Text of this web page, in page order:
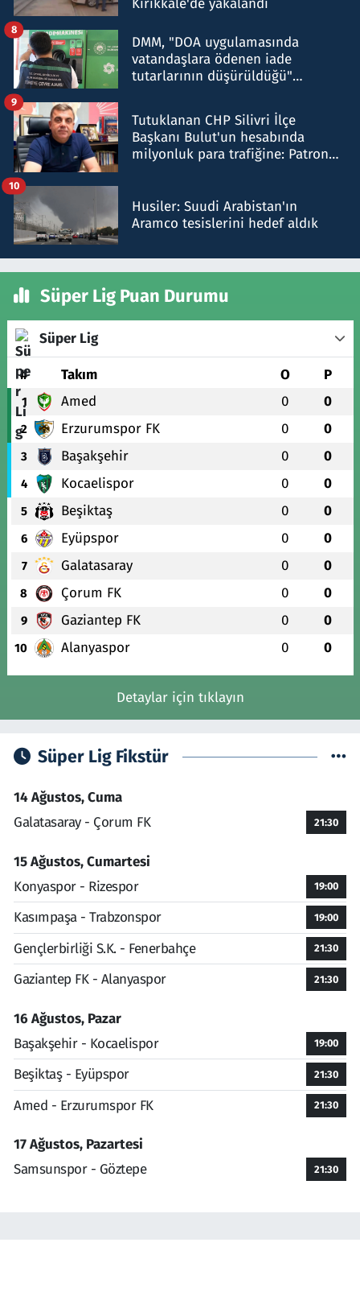
Kırıkkale'de yakalandı
DMM, "DOA uygulamasında
vatandaşlara ödenen iade
tutarlarının düşürüldüğü"
8
Tutuklanan CHP Silivri İlçe
Başkanı Bulut'un hesabında
milyonluk para trafiğine: Patron
9
Husiler: Suudi Arabistan'ın
Aramco tesislerini hedef aldık
10
Süper Lig Puan Durumu
Süper Lig
# Takım O P
1 Amed 0 0
2 Erzurumspor FK 0 0
3 Başakşehir 0 0
4 Kocaelispor 0 0
5 Beşiktaş 0 0
6 Eyüpspor 0 0
7 Galatasaray 0 0
8 Çorum FK 0 0
9 Gaziantep FK 0 0
10 Alanyaspor 0 0
Detaylar için tıklayın
Süper Lig Fikstür
14 Ağustos, Cuma
Galatasaray - Çorum FK
21:30
15 Ağustos, Cumartesi
Konyaspor - Rizespor
19:00
Kasımpaşa - Trabzonspor 19:00
Gençlerbirliği S.K. - Fenerbahçe 21:30
Gaziantep FK - Alanyaspor 21:30
16 Ağustos, Pazar
Başakşehir - Kocaelispor
19:00
Beşiktaş - Eyüpspor 21:30
Amed - Erzurumspor FK 21:30
17 Ağustos, Pazartesi
Samsunspor - Göztepe
21:30